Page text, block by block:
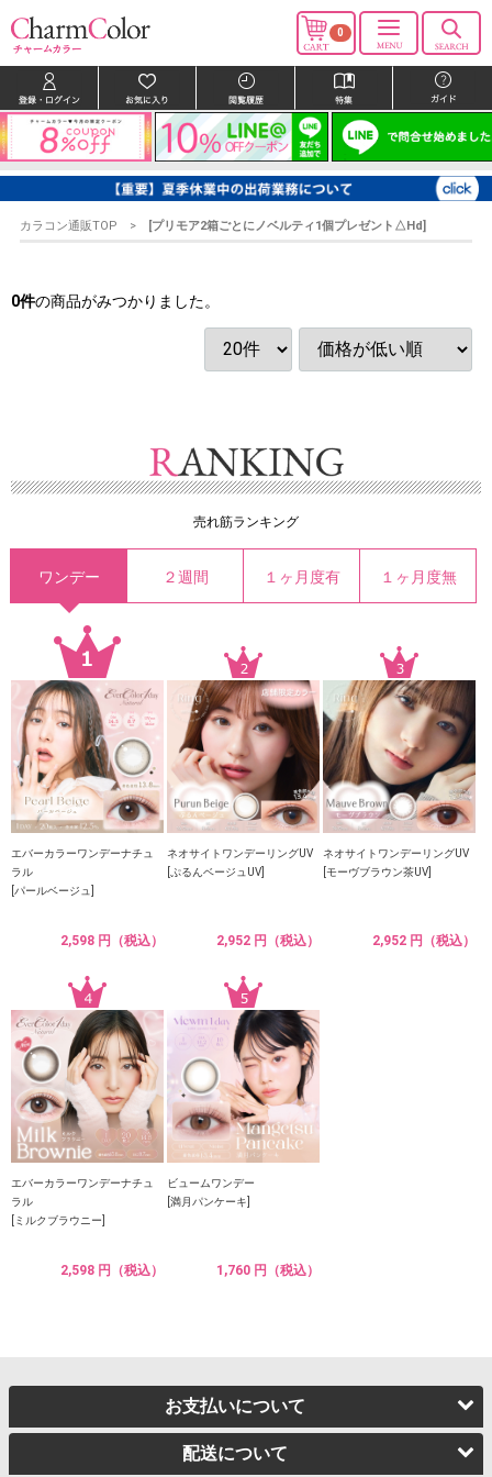
0
カラコン通販TOP [プリモア2箱ごとにノベルティ1個プレゼント△Hd]
0件の商品がみつかりました。
売れ筋ランキング
ワンデー ２週間 １ヶ月度有 １ヶ月度無
エバーカラーワンデーナチュ
ラル
[パールベージュ]
2,598 円（税込）
ネオサイトワンデーリングUV
[ぷるんベージュUV]
2,952 円（税込）
ネオサイトワンデーリングUV
[モーヴブラウン茶UV]
2,952 円（税込）
エバーカラーワンデーナチュ
ラル
[ミルクブラウニー]
2,598 円（税込）
ビュームワンデー
[満月パンケーキ]
1,760 円（税込）
お支払いについて
配送について